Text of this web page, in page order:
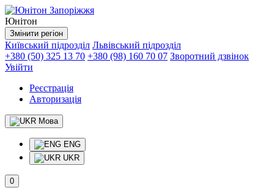
Юнітон
Змінити регіон
Київський підрозділ Львівський підрозділ
+380 (50) 325 13 70 +380 (98) 160 70 07 Зворотний дзвінок
Увійти
Реєстрація
Авторизація
Мова
ENG
UKR
0